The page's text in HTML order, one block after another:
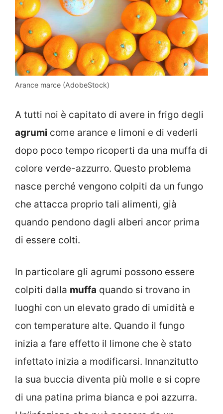
Arance marce (AdobeStock)
A tutti noi è capitato di avere in frigo degli
agrumi come arance e limoni e di vederli
dopo poco tempo ricoperti da una muffa di
colore verde-azzurro. Questo problema
nasce perché vengono colpiti da un fungo
che attacca proprio tali alimenti, già
quando pendono dagli alberi ancor prima
di essere colti.
In particolare gli agrumi possono essere
colpiti dalla muffa quando si trovano in
luoghi con un elevato grado di umidità e
con temperature alte. Quando il fungo
inizia a fare effetto il limone che è stato
infettato inizia a modificarsi. Innanzitutto
la sua buccia diventa più molle e si copre
di una patina prima bianca e poi azzurra.